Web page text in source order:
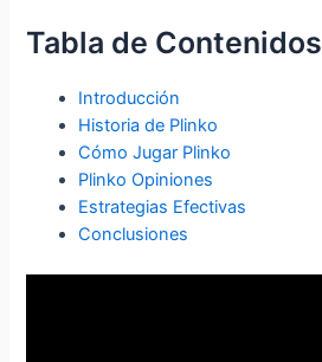
Tabla de Contenidos
Introducción
Historia de Plinko
Cómo Jugar Plinko
Plinko Opiniones
Estrategias Efectivas
Conclusiones